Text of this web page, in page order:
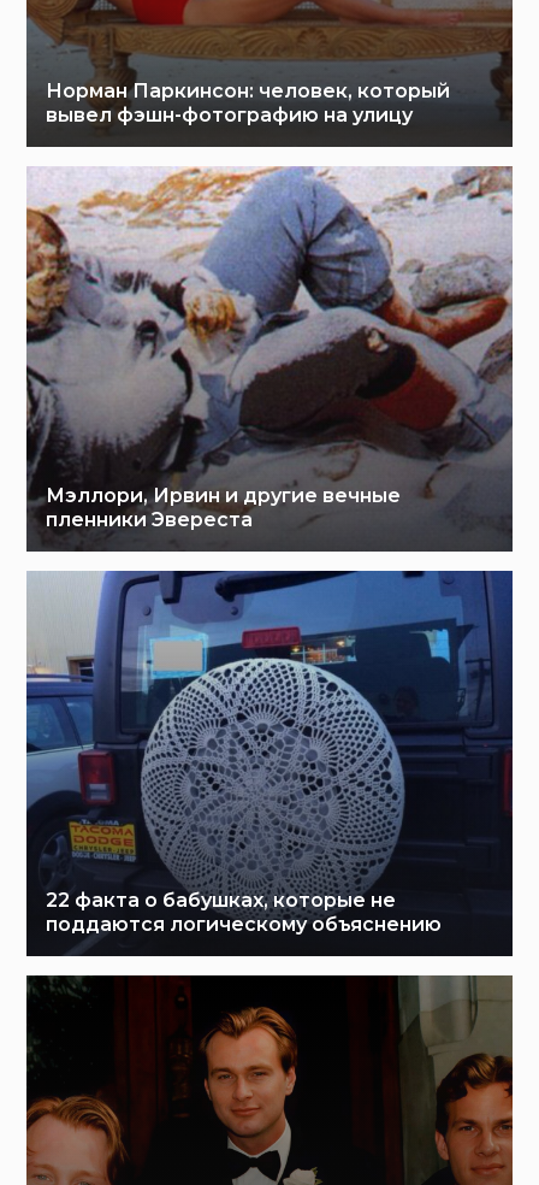
Норман Паркинсон: человек, который
вывел фэшн-фотографию на улицу
Мэллори, Ирвин и другие вечные
пленники Эвереста
22 факта о бабушках, которые не
поддаются логическому объяснению